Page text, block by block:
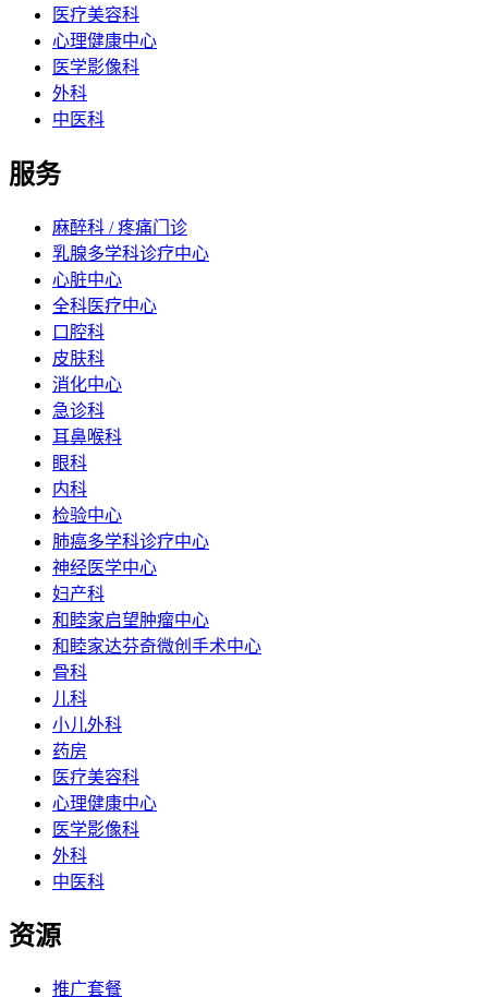
医疗美容科
心理健康中心
医学影像科
外科
中医科
服务
麻醉科 / 疼痛门诊
乳腺多学科诊疗中心
心脏中心
全科医疗中心
口腔科
皮肤科
消化中心
急诊科
耳鼻喉科
眼科
内科
检验中心
肺癌多学科诊疗中心
神经医学中心
妇产科
和睦家启望肿瘤中心
和睦家达芬奇微创手术中心
骨科
儿科
小儿外科
药房
医疗美容科
心理健康中心
医学影像科
外科
中医科
资源
推广套餐